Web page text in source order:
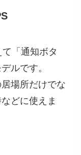
「通知ボタ
ルです。
場所だけでな
どに使えま